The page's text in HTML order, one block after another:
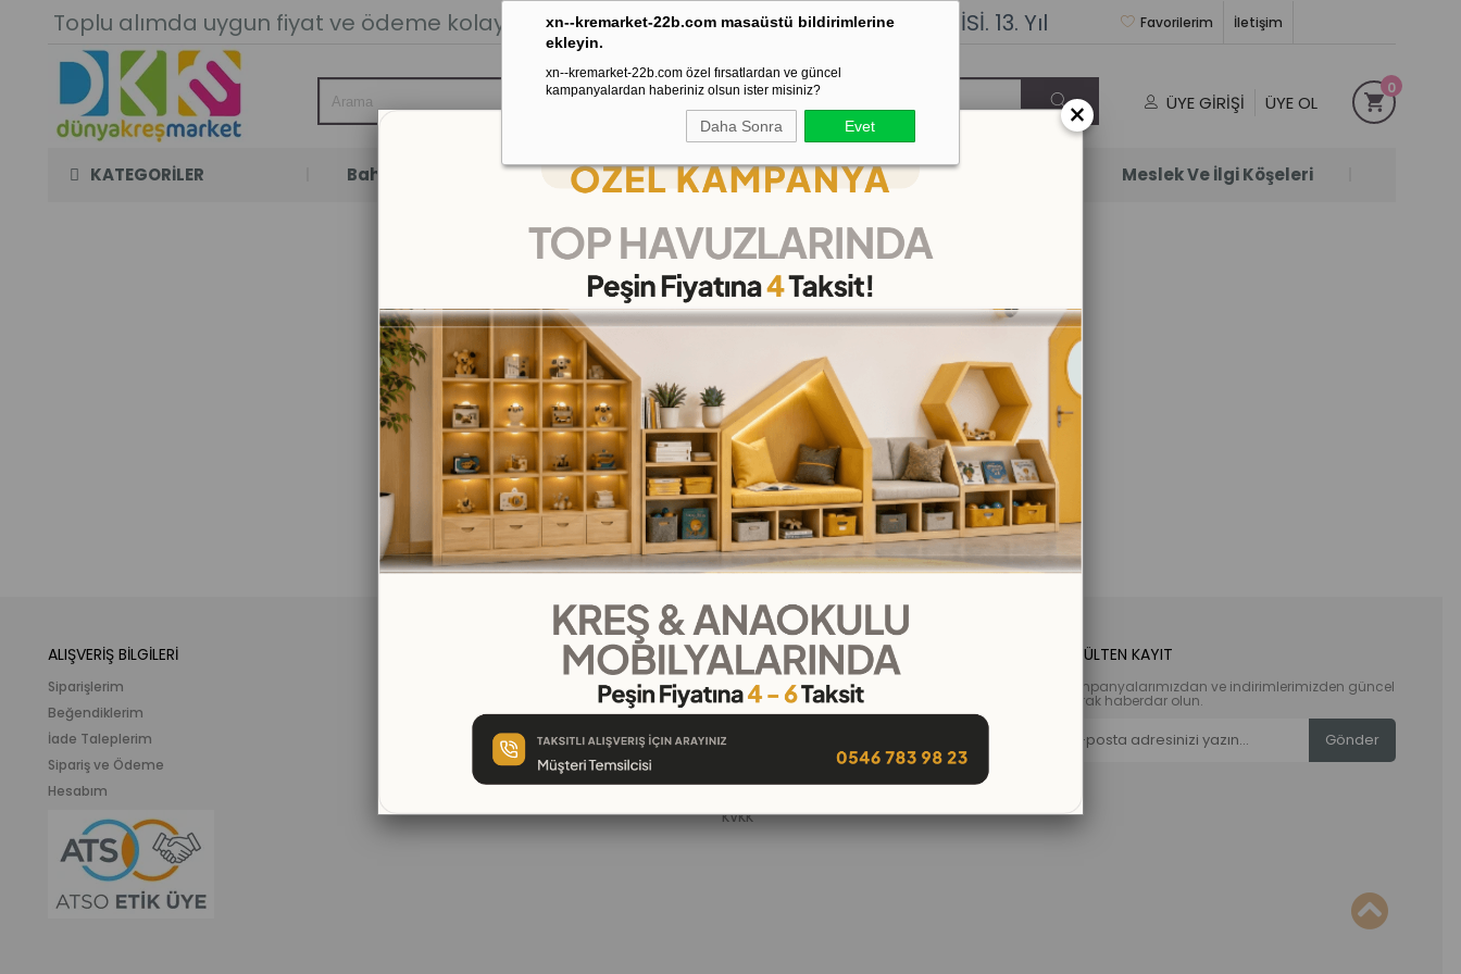
xn--kremarket-22b.com masaüstü bildirimlerine
ekleyin.
xn--kremarket-22b.com özel fırsatlardan ve güncel
kampanyalardan haberiniz olsun ister misiniz?
Daha Sonra Evet
Toplu alımda uygun fiyat ve ödeme kolaylığı. Stoktan Gönderim.% 100İADEGARANTİSİ. 13. Yıl İletişim
Favorilerim
ÜYE GIRIŞI ÜYE OL
0
KATEGORİLER Bahçe Oyun Odası Kaydırak Salıncak Tahterevalli Çok Satanlar Meslek Ve İlgi Köşeleri
ALIŞVERİŞ BİLGİLERİ
Siparişlerim
Beğendiklerim
İade Taleplerim
Sipariş ve Ödeme
Hesabım
Meslek ve İlgi Köşeleri
Eğitici Plastik Oyuncak
KURUMSAL
Hakkımızda
İletişim
Banka Hesap Numaraları
Gizlilik ve Güvenlik
Garanti ve İade
KVKK
E-BÜLTEN KAYIT
Kampanyalarımızdan ve indirimlerimizden güncel
olarak haberdar olun.
Gönder
×